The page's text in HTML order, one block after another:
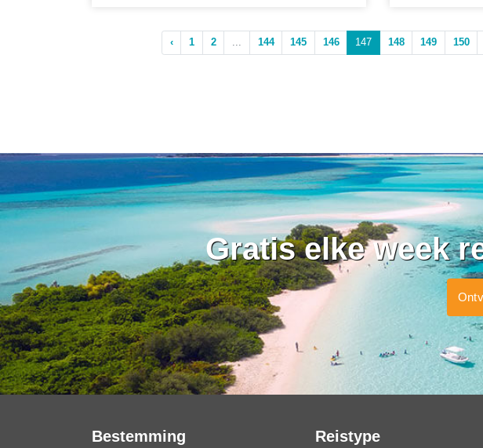
‹ 1 2 ... 144 145 146 147 148 149 150
Gratis elke week
Bestemming Reistype